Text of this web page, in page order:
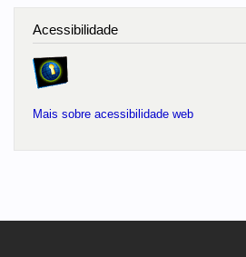
Acessibilidade
Mais sobre acessibilidade web